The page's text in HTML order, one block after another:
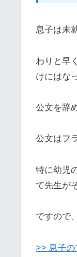
息子は未
わりと早
けにはな
公文を辞
公文はフ
特に幼児
て先生が
ですので
>> 息子